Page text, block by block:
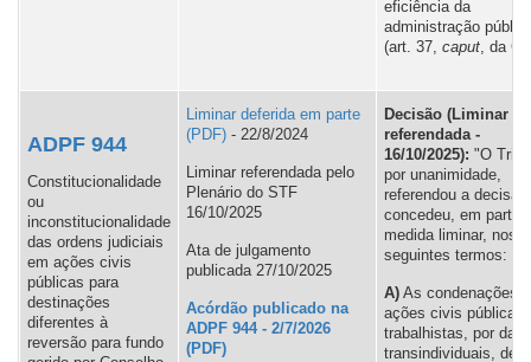
eficiência da
administração
(art. 37, caput , da
ADPF 944
Constitucionalidade
ou
inconstitucionalidade
das ordens judiciais
em ações civis
públicas para
destinações
diferentes à
reversão para fundo
Liminar deferida em parte
- 22/8/2024
Liminar referendada pelo
Plenário do STF
16/10/2025
Ata de julgamento
publicada 27/10/2025
Acórdão publicado na
ADPF 944 - 2/7/2026
Decisão (Liminar
referendada -
16/10/2025): "O
por unanimidade,
referendou a decisão
concedeu, em parte,
medida liminar, nos
seguintes termos:
A) As condenações
ações civis públicas
trabalhistas, por
transindividuais,